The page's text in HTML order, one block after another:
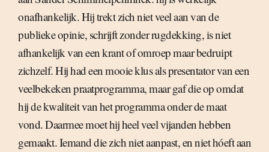
onafhankelijk. Hij trekt zich niet veel aan van de
publieke opinie, schrijft zonder rugdekking, is niet
afhankelijk van een krant of omroep maar bedruipt
zichzelf. Hij had een mooie klus als presentator van een
veelbekeken praatprogramma, maar gaf die op omdat
hij de kwaliteit van het programma onder de maat
vond. Daarmee moet hij heel veel vijanden hebben
gemaakt. Iemand die zich niet aanpast, en niet hóeft aan